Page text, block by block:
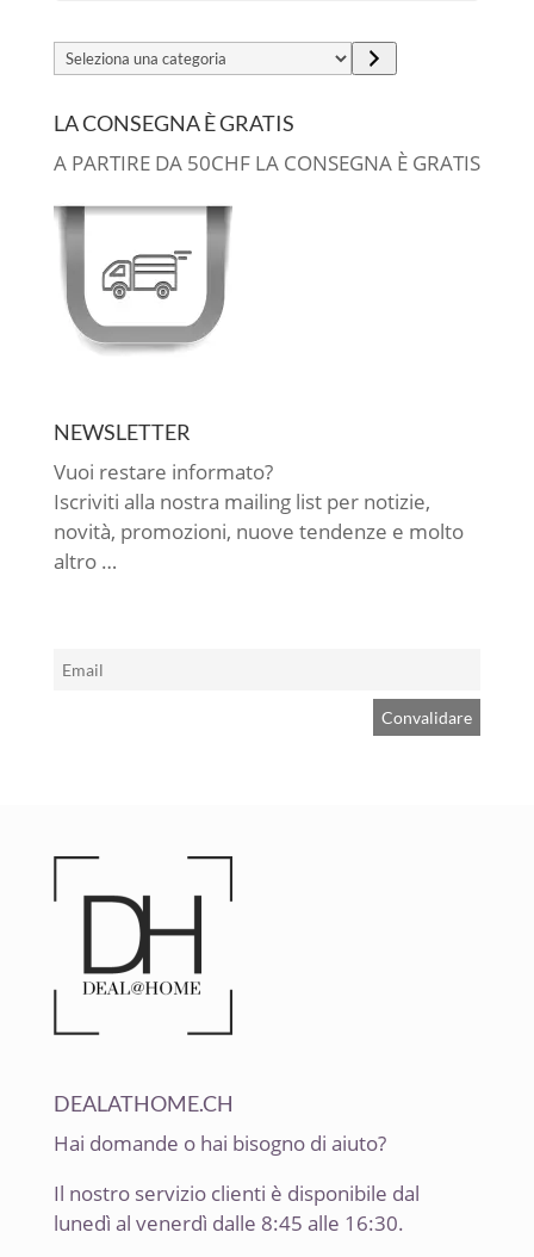
Seleziona
categoria
LA CONSEGNA È GRATIS
A PARTIRE DA 50CHF LA CONSEGNA È GRATIS
NEWSLETTER
Vuoi restare informato?
Iscriviti alla nostra mailing list per notizie,
novità, promozioni, nuove tendenze e molto
altro …
DEALATHOME.CH
Hai domande o hai bisogno di aiuto?
Il nostro servizio clienti è disponibile dal
lunedì al venerdì dalle 8:45 alle 16:30.